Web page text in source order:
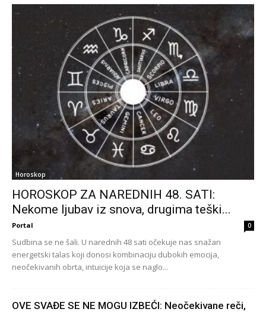
Horoskop
HOROSKOP ZA NAREDNIH 48. SATI:
Nekome ljubav iz snova, drugima teški...
Portal 0
Sudbina se ne šali. U narednih 48 sati očekuje nas snažan
energetski talas koji donosi kombinaciju dubokih emocija,
neočekivanih obrta, intuicije koja se naglo...
OVE SVAĐE SE NE MOGU IZBEĆI: Neočekivane reči,